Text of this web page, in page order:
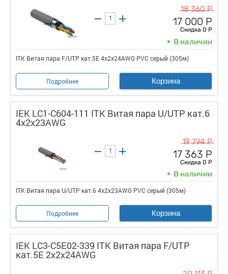
18 360 Р
17 000 Р
Скидка 0 Р
В наличии
ITK Витая пара F/UTP кат.5E 4x2х24AWG PVC серый (305м)
Подробнее Корзина
IEK LC1-C604-111 ITK Витая пара U/UTP кат.6
4х2х23AWG
19 794 Р
17 363 Р
Скидка 0 Р
В наличии
ITK Витая пара U/UTP кат.6 4х2х23AWG PVC серый (305м)
Подробнее Корзина
IEK LC3-C5E02-339 ITK Витая пара F/UTP
кат.5E 2х2х24AWG